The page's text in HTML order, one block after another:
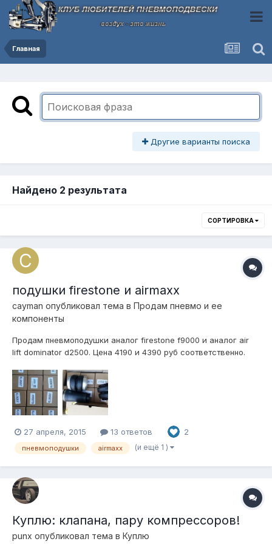
Главная
Другие варианты поиска
Найдено 2 результата
СОРТИРОВКА
подушки firestone и airmaxx
cayman опубликовал тема в Продам пневмо и ее
компоненты
Продам пневмоподушки аналог firestone f9000 и аналог air
lift dominator d2500. Цена 4190 и 4390 руб соответственно.
неустановленные. Все новое
27 апреля, 2015 13 ответов 2
пневмоподушки airmaxx (и ещё 1 )
Куплю: клапана, пару компрессоров!
punx опубликовал тема в Куплю